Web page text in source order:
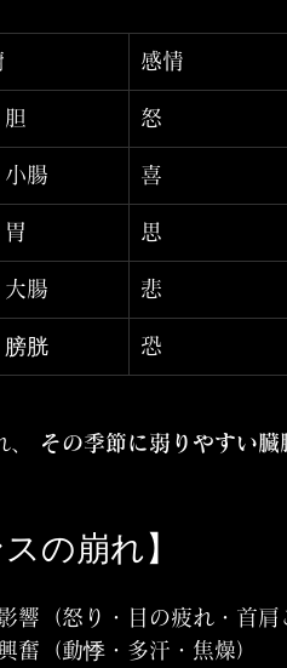
感情
怒
小腸 喜
胃 思
大腸 悲
膀胱 恐
、 その季節に弱りやすい臓
の崩れ】
（怒り・目の疲れ・首肩
（動悸・多汗・焦燥）